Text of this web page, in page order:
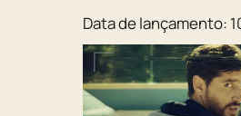
Data de lançamento: